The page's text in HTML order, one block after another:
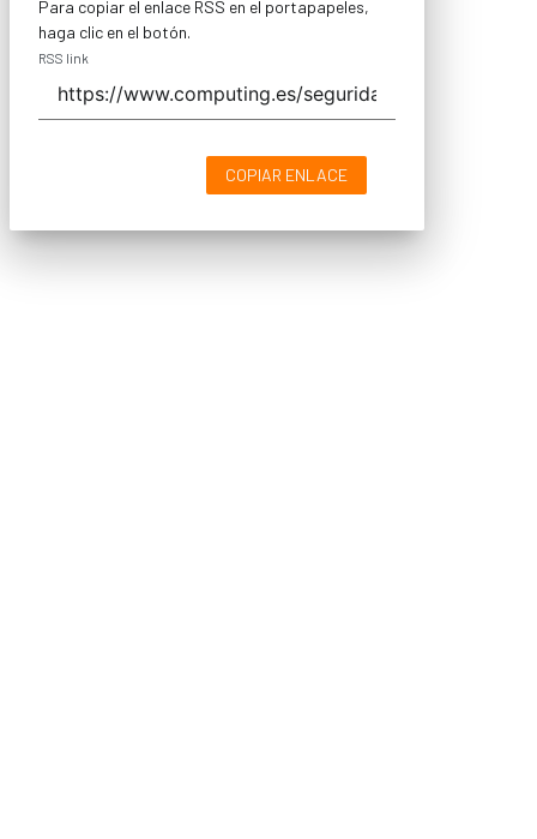
Para copiar el enlace RSS en el portapapeles,
haga clic en el botón.
RSS link
COPIAR ENLACE